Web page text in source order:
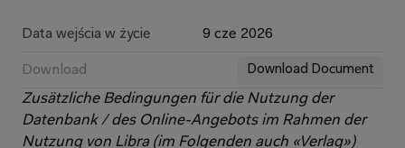
Data wejścia w życie 9 cze 2026
Download Download Document
Zusätzliche Bedingungen für die Nutzung der
Datenbank / des Online-Angebots im Rahmen der
Nutzung von Libra (im Folgenden auch «Verlag»)